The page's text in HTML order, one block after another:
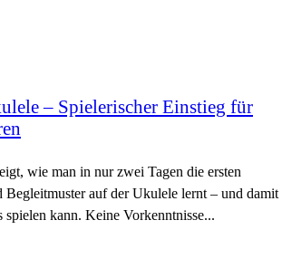
– Spielerischer Einstieg für
wie man in nur zwei Tagen die ersten
auf der Ukulele lernt – und damit
spielen kann. Keine Vorkenntnisse...